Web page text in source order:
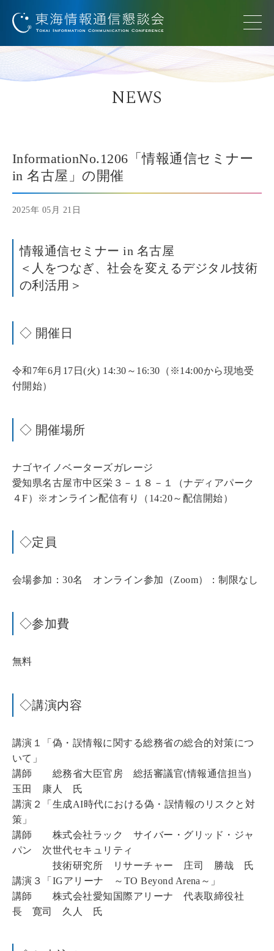
NEWS
InformationNo.1206「情報通信セミナー
in 名古屋」の開催
2025年 05月 21日
情報通信セミナー in 名古屋
＜人をつなぎ、社会を変えるデジタル技術
の利活用＞
◇ 開催日
令和7年6月17日(火) 14:30～16:30（※14:00から現地受
付開始）
◇ 開催場所
ナゴヤイノベーターズガレージ
愛知県名古屋市中区栄３－１８－１（ナディアパーク
４F）※オンライン配信有り（14:20～配信開始）
◇定員
会場参加：30名 オンライン参加（Zoom）：制限なし
◇参加費
無料
◇講演内容
講演１「偽・誤情報に関する総務省の総合的対策につ
いて」
講師 総務省大臣官房 総括審議官(情報通信担当)
玉田 康人 氏
講演２「生成AI時代における偽・誤情報のリスクと対
策」
講師 株式会社ラック サイバー・グリッド・ジャ
パン 次世代セキュリティ
技術研究所 リサーチャー 庄司 勝哉 氏
講演３「IGアリーナ ～TO Beyond Arena～」
講師 株式会社愛知国際アリーナ 代表取締役社
長 寛司 久人 氏